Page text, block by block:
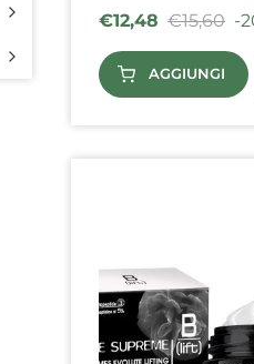
€12,48 €15,60 -
AGGIUNGI